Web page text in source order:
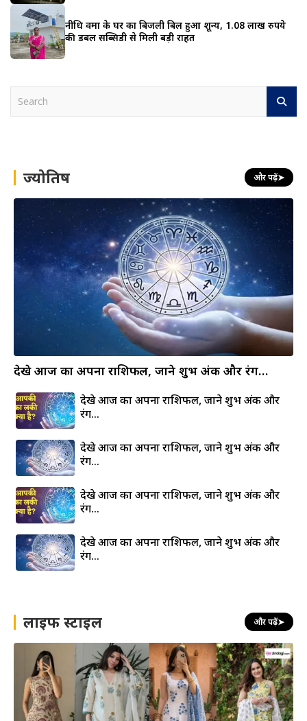
नीधि वर्मा के घर का बिजली बिल हुआ शून्य, 1.08 लाख रुपये
की डबल सब्सिडी से मिली बड़ी राहत
h ज्योतिष और पढ़ें➤
देखे आज का अपना राशिफल, जाने शुभ अंक और रंग…
देखे आज का अपना राशिफल, जाने शुभ अंक और
रंग…
देखे आज का अपना राशिफल, जाने शुभ अंक और
रंग…
देखे आज का अपना राशिफल, जाने शुभ अंक और
रंग…
देखे आज का अपना राशिफल, जाने शुभ अंक और
रंग…
लाइफ स्टाइल और पढ़ें➤